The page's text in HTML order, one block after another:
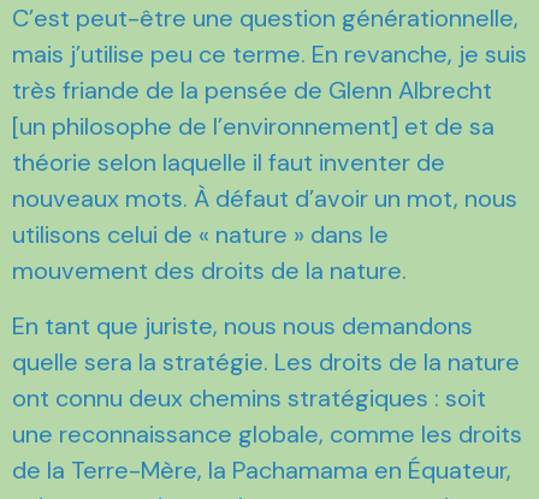
C’est peut-être une question générationnelle,
mais j’utilise peu ce terme. En revanche, je suis
très friande de la pensée de Glenn Albrecht
[un philosophe de l’environnement] et de sa
théorie selon laquelle il faut inventer de
nouveaux mots. À défaut d’avoir un mot, nous
utilisons celui de « nature » dans le
mouvement des droits de la nature.
En tant que juriste, nous nous demandons
quelle sera la stratégie. Les droits de la nature
ont connu deux chemins stratégiques : soit
une reconnaissance globale, comme les droits
de la Terre-Mère, la Pachamama en Équateur,